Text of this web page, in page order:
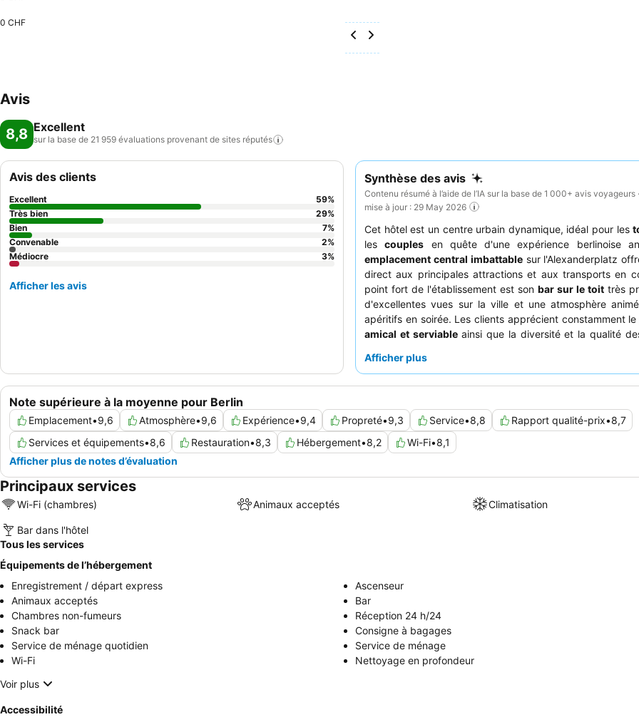
0 CHF
Avis
8,8 Excellent
sur la base de 21 959 évaluations provenant de sites réputés
Synthèse des avis
Contenu résumé à l’aide de l’IA sur la base de 1 000+ avis voyageurs
mise à jour : 29 May 2026
Cet hôtel est un centre urbain dynamique, idéal pour les
lescouples en quête d'une expérience berlinoise
emplacement central imbattablesur l'Alexanderplatz
direct aux principales attractions et aux transports en
point fort de l'établissement est son bar sur le toit très
d'excellentes vues sur la ville et une atmosphère
apéritifs en soirée. Les clients apprécient constamment le
amical et serviableainsi que la diversité et la qualité
réserver une chambre aux étages supérieurs pour
Afficher plus
Note supérieure à la moyenne pour Berlin
Emplacement•9,6 Atmosphère•9,6 Expérience•9,4 Propreté•9,3 Service•8,8 Rapport qualité-prix•8,7
Services et équipements•8,6 Restauration•8,3 Hébergement•8,2 Wi-Fi•8,1
Afficher plus de notes d’évaluation
Avis des clients
Excellent 59%
Très bien
29%
Bien
7%
Convenable
2%
Médiocre
3%
Afficher les avis
Principaux services
Wi-Fi (chambres) Animaux acceptés Climatisation
Bar dans l'hôtel
Tous les services
Équipements de l’hébergement
Enregistrement / départ express
Ascenseur
Animaux acceptés
Bar
Chambres non-fumeurs
Réception 24 h/24
Snack bar
Consigne à bagages
Service de ménage quotidien
Service de ménage
Wi-Fi
Nettoyage en profondeur
Voir plus
Accessibilité